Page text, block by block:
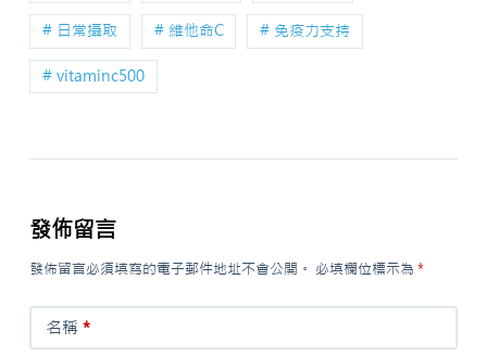
# 日常攝取 # 維他命C # 免疫力支持
# vitaminc500
發佈留言
發佈留言必須填寫的電子郵件地址不會公開。 必填欄位標示為 *
名稱 *